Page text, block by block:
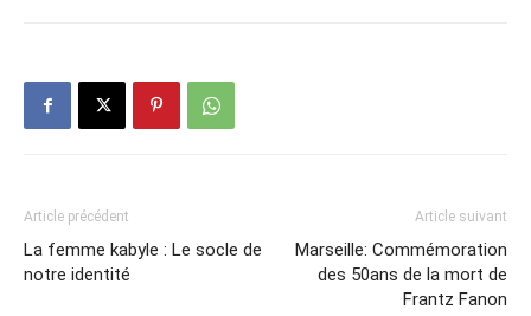
Article précédent
La femme kabyle : Le socle de
notre identité
Article suivant
Marseille: Commémoration
des 50ans de la mort de
Frantz Fanon